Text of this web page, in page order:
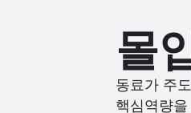
몰
동료가 주
핵심역량